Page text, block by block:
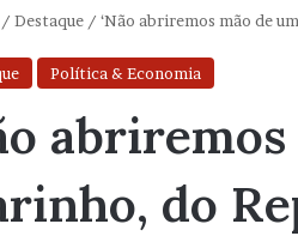
/ Destaque / ‘Não abriremos mão de
Política & Economia
do